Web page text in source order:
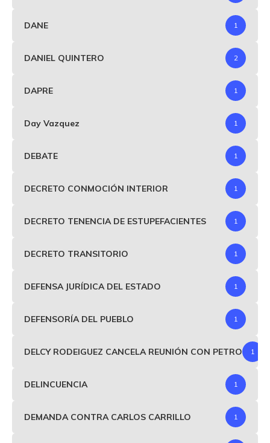
DANE 1
DANIEL QUINTERO 2
DAPRE 1
Day Vazquez 1
DEBATE 1
DECRETO CONMOCIÓN INTERIOR 1
DECRETO TENENCIA DE ESTUPEFACIENTES 1
DECRETO TRANSITORIO 1
DEFENSA JURÍDICA DEL ESTADO 1
DEFENSORÍA DEL PUEBLO 1
DELCY RODEIGUEZ CANCELA REUNIÓN CON PETRO 1
DELINCUENCIA 1
DEMANDA CONTRA CARLOS CARRILLO 1